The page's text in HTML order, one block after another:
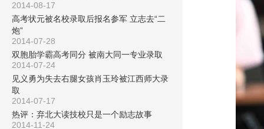
2014-08-17
高考状元被名校录取后报名参军 立志去“二
炮”
2014-07-28
双胞胎学霸高考同分 被南大同一专业录取
2014-07-24
见义勇为失去右腿女孩肖玉玲被江西师大录
取
2014-07-17
热评：弃北大读技校只是一个励志故事
2014-11-24